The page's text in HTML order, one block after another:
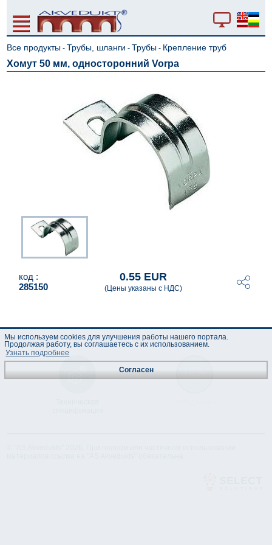
Все продукты - Трубы, шланги - Трубы - Крепление труб
Хомут 50 мм, односторонний Vorpa
код :
285150
0.55 EUR
(Цены указаны с НДС)
Мы используем cookies для улучшения работы нашего портала.
Продолжая работу, вы соглашаетесь с их использованием.
Узнать подробнее
Согласен